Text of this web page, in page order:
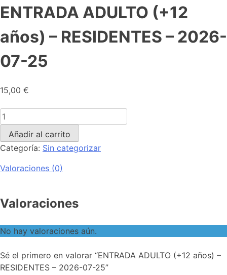
ENTRADA ADULTO (+12
años) – RESIDENTES – 2026-
07-25
15,00 €
Añadir al carrito
Categoría: Sin categorizar
Valoraciones (0)
Valoraciones
No hay valoraciones aún.
Sé el primero en valorar “ENTRADA ADULTO (+12 años) –
RESIDENTES – 2026-07-25”